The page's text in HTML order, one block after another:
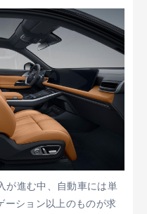
が進む中、自動車には単
ーション以上のものが求